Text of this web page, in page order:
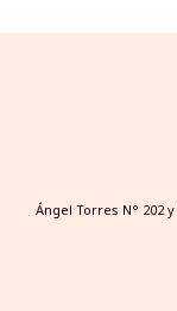
Ángel Torres N° 202